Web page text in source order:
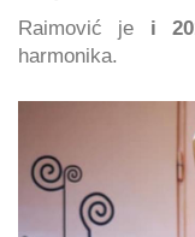
Raimović je i
harmonika.